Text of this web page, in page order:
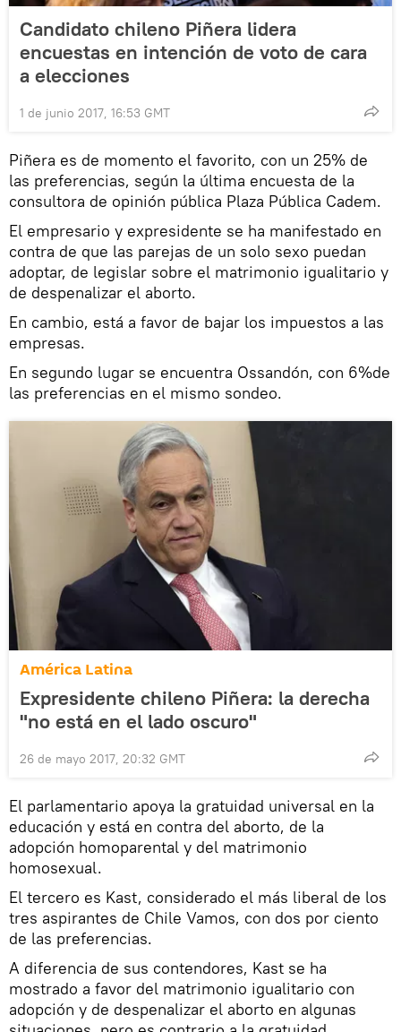
Candidato chileno Piñera lidera
encuestas en intención de voto de cara
a elecciones
1 de junio 2017, 16:53 GMT
Piñera es de momento el favorito, con un 25% de
las preferencias, según la última encuesta de la
consultora de opinión pública Plaza Pública Cadem.
El empresario y expresidente se ha manifestado en
contra de que las parejas de un solo sexo puedan
adoptar, de legislar sobre el matrimonio igualitario y
de despenalizar el aborto.
En cambio, está a favor de bajar los impuestos a las
empresas.
En segundo lugar se encuentra Ossandón, con 6%de
las preferencias en el mismo sondeo.
América Latina
Expresidente chileno Piñera: la derecha
"no está en el lado oscuro"
26 de mayo 2017, 20:32 GMT
El parlamentario apoya la gratuidad universal en la
educación y está en contra del aborto, de la
adopción homoparental y del matrimonio
homosexual.
El tercero es Kast, considerado el más liberal de los
tres aspirantes de Chile Vamos, con dos por ciento
de las preferencias.
A diferencia de sus contendores, Kast se ha
mostrado a favor del matrimonio igualitario con
adopción y de despenalizar el aborto en algunas